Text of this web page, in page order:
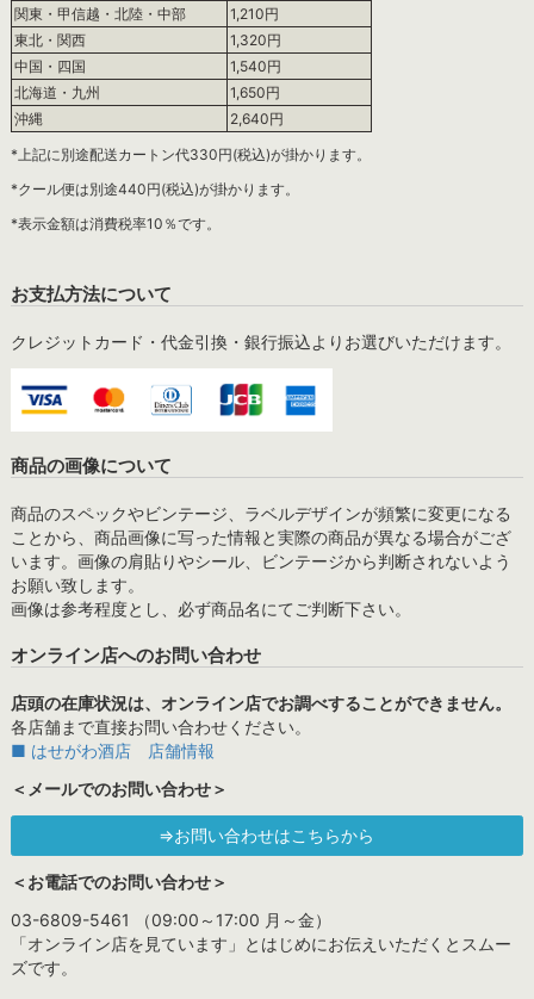
関東・甲信越・北陸・中部
1,210円
東北・関西
1,320円
中国・四国
1,540円
北海道・九州
1,650円
沖縄
2,640円
*上記に別途配送カートン代330円(税込)が掛かります。
*クール便は別途440円(税込)が掛かります。
*表示金額は消費税率10％です。
お支払方法について
クレジットカード・代金引換・銀行振込よりお選びいただけます。
商品の画像について
商品のスペックやビンテージ、ラベルデザインが頻繁に変更になる
ことから、商品画像に写った情報と実際の商品が異なる場合がござ
います。画像の肩貼りやシール、ビンテージから判断されないよう
お願い致します。
画像は参考程度とし、必ず商品名にてご判断下さい。
オンライン店へのお問い合わせ
店頭の在庫状況は、オンライン店でお調べすることができません。
各店舗まで直接お問い合わせください。
■ はせがわ酒店 店舗情報
＜メールでのお問い合わせ＞
⇒お問い合わせはこちらから
＜お電話でのお問い合わせ＞
03-6809-5461 （09:00～17:00 月～金）
「オンライン店を見ています」とはじめにお伝えいただくとスムー
ズです。